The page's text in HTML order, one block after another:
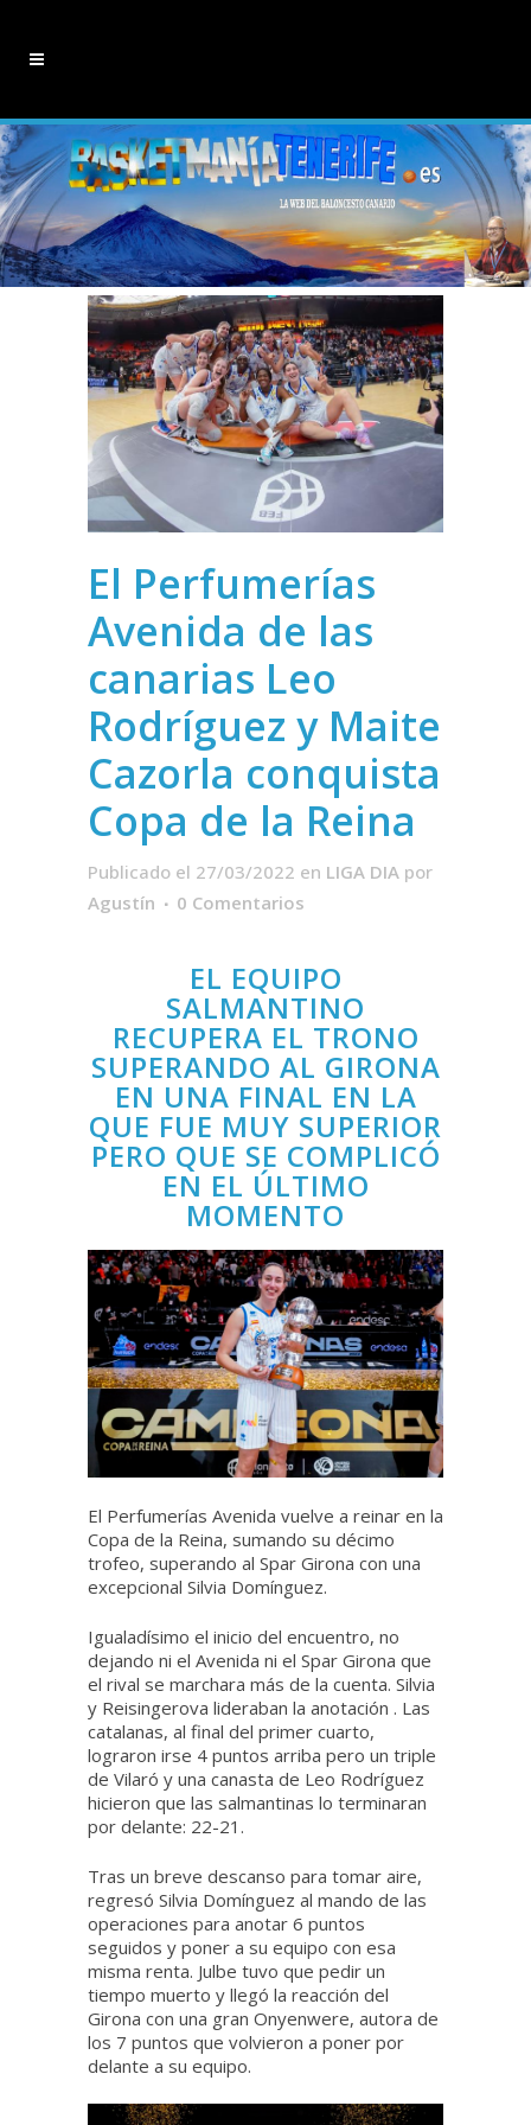
El Perfumerías
Avenida de las
canarias Leo
Rodríguez y Maite
Cazorla conquista
Copa de la Reina
Publicado el 27/03/2022 en LIGA DIA por
Agustín
0 Comentarios
EL EQUIPO
SALMANTINO
RECUPERA EL TRONO
SUPERANDO AL GIRONA
EN UNA FINAL EN LA
QUE FUE MUY SUPERIOR
PERO QUE SE COMPLICÓ
EN EL ÚLTIMO
MOMENTO
El Perfumerías Avenida vuelve a reinar en la
Copa de la Reina, sumando su décimo
trofeo, superando al Spar Girona con una
excepcional Silvia Domínguez.
Igualadísimo el inicio del encuentro, no
dejando ni el Avenida ni el Spar Girona que
el rival se marchara más de la cuenta. Silvia
y Reisingerova lideraban la anotación . Las
catalanas, al final del primer cuarto,
lograron irse 4 puntos arriba pero un triple
de Vilaró y una canasta de Leo Rodríguez
hicieron que las salmantinas lo terminaran
por delante: 22-21.
Tras un breve descanso para tomar aire,
regresó Silvia Domínguez al mando de las
operaciones para anotar 6 puntos
seguidos y poner a su equipo con esa
misma renta. Julbe tuvo que pedir un
tiempo muerto y llegó la reacción del
Girona con una gran Onyenwere, autora de
los 7 puntos que volvieron a poner por
delante a su equipo.